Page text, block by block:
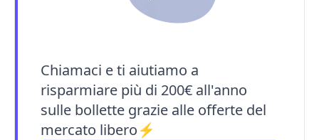
Chiamaci e ti aiutiamo a
risparmiare più di 200€ all'anno
sulle bollette grazie alle offerte del
mercato libero⚡